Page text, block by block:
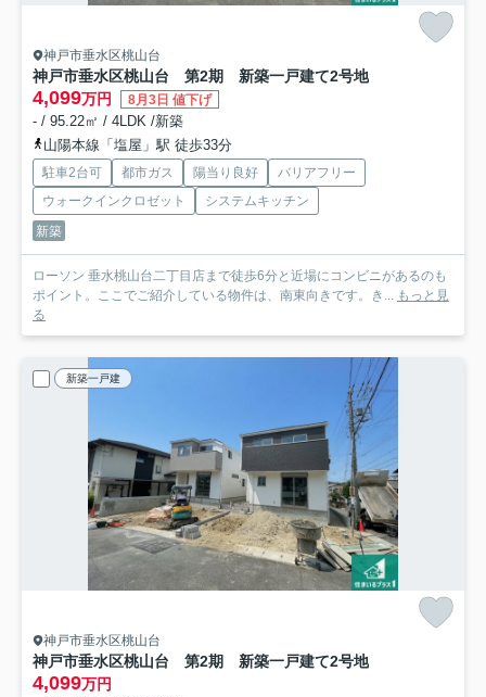
神戸市垂水区桃山台
神戸市垂水区桃山台 第2期 新築一戸建て2号地
4,099万円 8月3日 値下げ
- / 95.22㎡ / 4LDK /新築
山陽本線「塩屋」駅 徒歩33分
駐車2台可 都市ガス 陽当り良好
バリアフリー
ウォークインクロゼット
システムキッチン
新築
ローソン 垂水桃山台二丁目店まで徒歩6分と近場にコンビニがあるのも
ポイント。ここでご紹介している物件は、南東向きです。き... もっと見
る
新築一戸建
神戸市垂水区桃山台
神戸市垂水区桃山台 第2期 新築一戸建て2号地
4,099万円